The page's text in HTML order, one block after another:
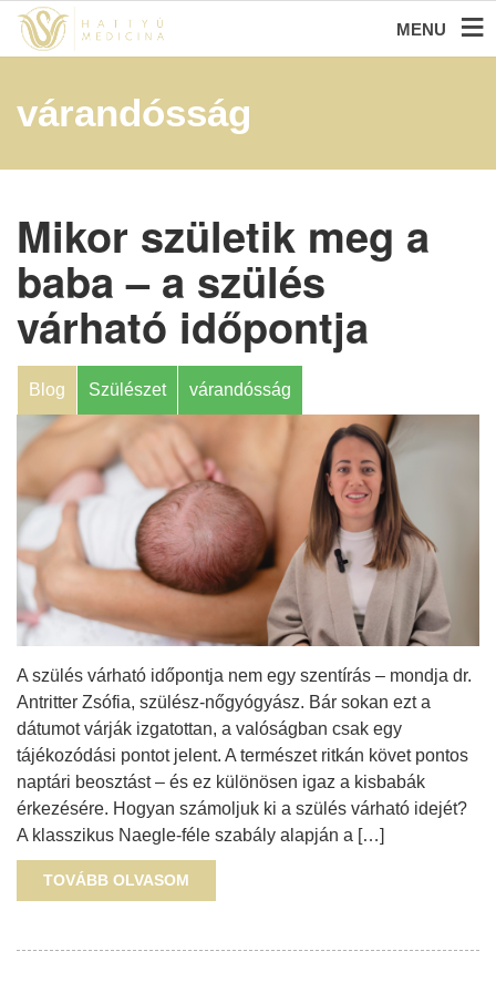
MENU
várandósság
Mikor születik meg a
baba – a szülés
várható időpontja
Blog Szülészet várandósság
A szülés várható időpontja nem egy szentírás – mondja dr.
Antritter Zsófia, szülész-nőgyógyász. Bár sokan ezt a
dátumot várják izgatottan, a valóságban csak egy
tájékozódási pontot jelent. A természet ritkán követ pontos
naptári beosztást – és ez különösen igaz a kisbabák
érkezésére. Hogyan számoljuk ki a szülés várható idejét?
A klasszikus Naegle-féle szabály alapján a […]
TOVÁBB OLVASOM